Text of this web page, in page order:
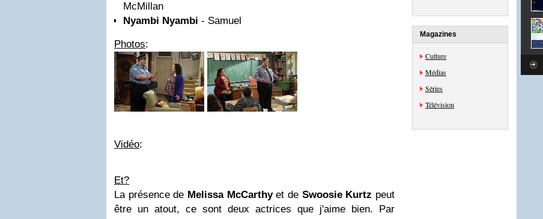
McMillan
Nyambi Nyambi - Samuel
Photos:
Vidéo:
Et?
La présence de Melissa McCarthyet de Swoosie Kurtz peut
être un atout, ce sont deux actrices que j'aime bien. Par
Magazines
Culture
Médias
Séries
Télévision